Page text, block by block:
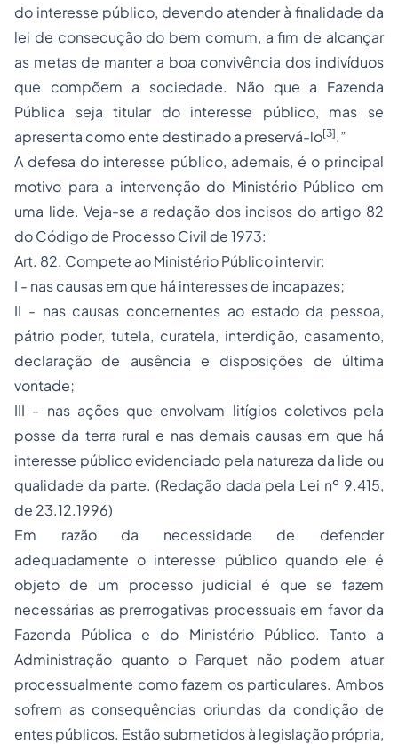
do interesse público, devendo atender à finalidade da
lei de consecução do bem comum, a fim de alcançar
as metas de manter a boa convivência dos indivíduos
que compõem a sociedade. Não que a Fazenda
Pública seja titular do interesse público, mas se
apresenta como ente destinado a preservá-lo[3].”
A defesa do interesse público, ademais, é o principal
motivo para a intervenção do Ministério Público em
uma lide. Veja-se a redação dos incisos do artigo 82
do Código de Processo Civil de 1973:
Art. 82. Compete ao Ministério Público intervir:
I - nas causas em que há interesses de incapazes;
II - nas causas concernentes ao estado da pessoa,
pátrio poder, tutela, curatela, interdição, casamento,
declaração de ausência e disposições de última
vontade;
III - nas ações que envolvam litígios coletivos pela
posse da terra rural e nas demais causas em que há
interesse público evidenciado pela natureza da lide ou
qualidade da parte. (Redação dada pela Lei nº 9.415,
de 23.12.1996)
Em razão da necessidade de defender
adequadamente o interesse público quando ele é
objeto de um processo judicial é que se fazem
necessárias as prerrogativas processuais em favor da
Fazenda Pública e do Ministério Público. Tanto a
Administração quanto o Parquet não podem atuar
processualmente como fazem os particulares. Ambos
sofrem as consequências oriundas da condição de
entes públicos. Estão submetidos à legislação própria,